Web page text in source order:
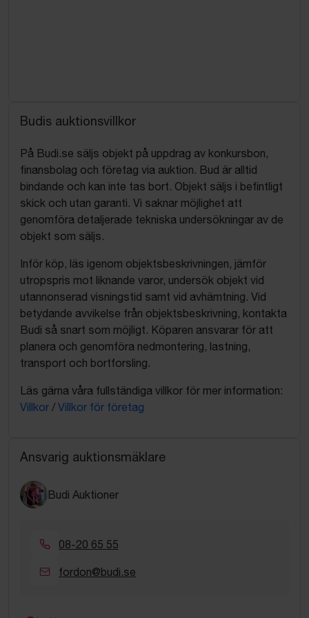
elektroniska brister och fel på fordonet som inte har
Fordonet överlåtes och säljes i befintligt skick som
ett reparationsobjekt med okända fel.
ANSVARSFRISKRIVNING OCH
REKLAMATIONSAVSTÅENDE
Genom undertecknande av detta avtal godkänner
det
lämnade budet om 304 000 SEK exklusive moms,
och att Köparen trots de konstaterade och
potentiella
bristerna är beredd att fullfölja köpet.
Säljarens friskrivning: Säljaren friskriver sig härmed,
så långt gällande lagstiftning tillåter, från allt ansvar
för
fel, brister, dolda skador eller framtida
okända vid tidpunkten för avtalets undertecknande.
Köparen avskriver sig genom detta
undertecknande
påföljder mot
Säljaren eller Budi Auktioner på grund av fel eller
Budis auktionsvillkor
På Budi.se säljs objekt på uppdrag av konkursbon,
finansbolag och företag via auktion. Bud är alltid
bindande och kan inte tas bort. Objekt säljs i befintligt
skick och utan garanti. Vi saknar möjlighet att
genomföra detaljerade tekniska undersökningar av de
objekt som säljs.
Inför köp, läs igenom objektsbeskrivningen, jämför
utropspris mot liknande varor, undersök objekt vid
utannonserad visningstid samt vid avhämtning. Vid
betydande avvikelse från objektsbeskrivning, kontakta
Budi så snart som möjligt. Köparen ansvarar för att
planera och genomföra nedmontering, lastning,
transport och bortforsling.
Läs gärna våra fullständiga villkor för mer information:
Villkor / Villkor för företag
Ansvarig auktionsmäklare
Budi Auktioner
08-20 65 55
fordon@budi.se